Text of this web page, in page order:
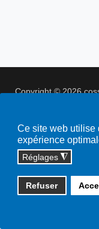
Ce site web utilise
expérience
Réglages ◮
Refuser
Copyright © 2026
Plan du site